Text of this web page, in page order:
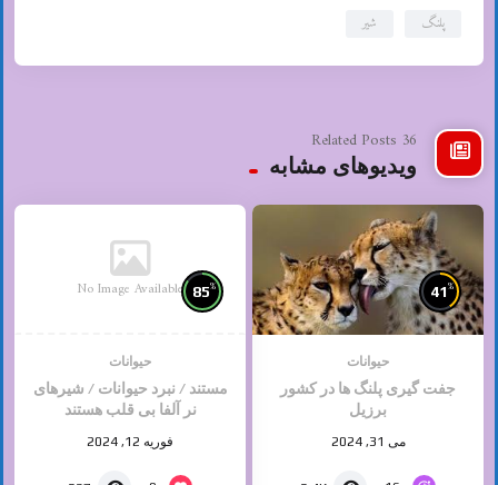
پلنگ شیر
36 Related Posts
ویدیوهای مشابه
41%
حیوانات
جفت گیری پلنگ ها در کشور
برزیل
می 31, 2024
No Image Available 85%
حیوانات
مستند / نبرد حیوانات / شیرهای
نر آلفا بی قلب هستند
فوریه 12, 2024